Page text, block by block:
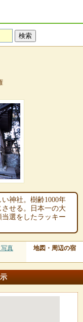
神社。樹齢1000年
せる。日本一の大
選をしたラッキー
真 地図・周辺の宿